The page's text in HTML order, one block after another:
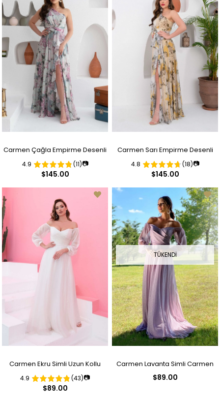
Carmen Çağla Empirme Desenli
Tek Kol Yırtmaçlı Uzun Abiye
4.9 (11)📷
$145.00
Carmen Sarı Empirme Desenli
Tek Kol Yırtmaçlı Uzun Abiye
4.8 (18)📷
$145.00
Carmen Ekru Simli Uzun Kollu
Nikah Elbisesi ve Dış Çekim
4.9 (43)📷
$89.00
TÜKENDI
Carmen Lavanta Simli Carmen
$89.00